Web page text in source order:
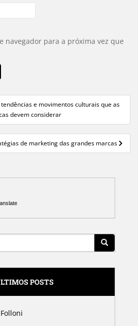
navegador para a próxima vez que
Post e movimentos culturais que as
devem considerar
de marketing das grandes marcas
POSTS